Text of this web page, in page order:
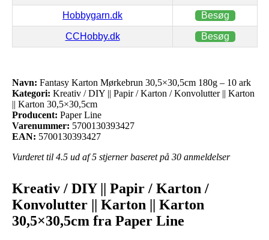
Hobbygarn.dk Besøg
CCHobby.dk Besøg
Navn: Fantasy Karton Mørkebrun 30,5×30,5cm 180g – 10 ark
Kategori: Kreativ / DIY || Papir / Karton / Konvolutter || Karton
|| Karton 30,5×30,5cm
Producent: Paper Line
Varenummer: 5700130393427
EAN: 5700130393427
Vurderet til 4.5 ud af 5 stjerner baseret på 30 anmeldelser
Kreativ / DIY || Papir / Karton /
Konvolutter || Karton || Karton
30,5×30,5cm fra Paper Line